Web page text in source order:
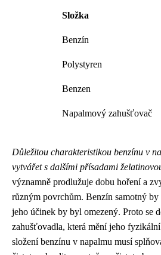
Složka
Benzín
Polystyren
Benzen
Napalmový zahušťovač
Důležitou charakteristikou benzínu v
vytvářet s dalšími přísadami
významně prodlužuje dobu hoření a
různým povrchům. Benzín samotný
jeho účinek by byl omezený. Proto se
zahušťovadla, která mění jeho
složení benzínu v napalmu musí